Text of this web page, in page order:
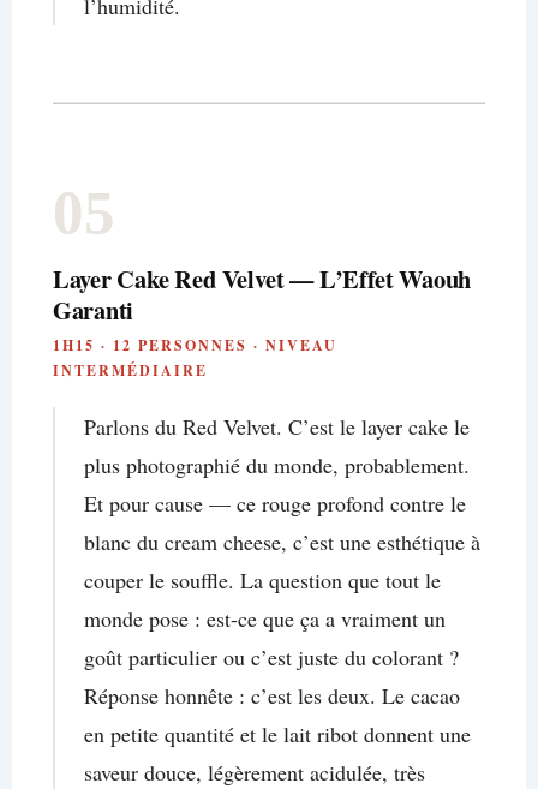
l’humidité.
05
Layer Cake Red Velvet — L’Effet Waouh
Garanti
1H15 · 12 PERSONNES · NIVEAU
INTERMÉDIAIRE
Parlons du Red Velvet. C’est le layer cake le
plus photographié du monde, probablement.
Et pour cause — ce rouge profond contre le
blanc du cream cheese, c’est une esthétique à
couper le souffle. La question que tout le
monde pose : est-ce que ça a vraiment un
goût particulier ou c’est juste du colorant ?
Réponse honnête : c’est les deux. Le cacao
en petite quantité et le lait ribot donnent une
saveur douce, légèrement acidulée, très